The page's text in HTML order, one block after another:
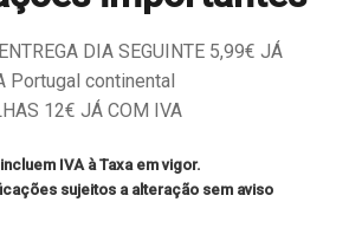
DIA SEGUINTE 5,99€ JÁ
Portugal continental
12€ JÁ COM IVA
IVA à Taxa em vigor.
sujeitos a alteração sem aviso